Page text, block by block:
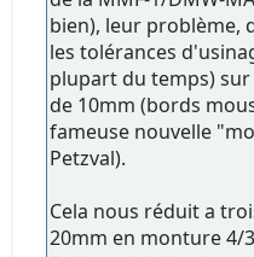
bien), leur problème,
les tolérances
plupart du temps)
de 10mm (bords
fameuse nouvelle
Petzval).
Cela nous réduit a
20mm en monture 4/